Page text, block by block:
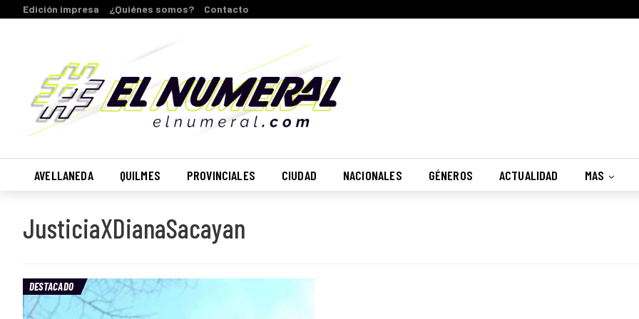
Edición impresa ¿Quiénes somos? Contacto
AVELLANEDA QUILMES PROVINCIALES CIUDAD NACIONALES GÉNEROS ACTUALIDAD MAS
JusticiaXDianaSacayan
DESTACADO